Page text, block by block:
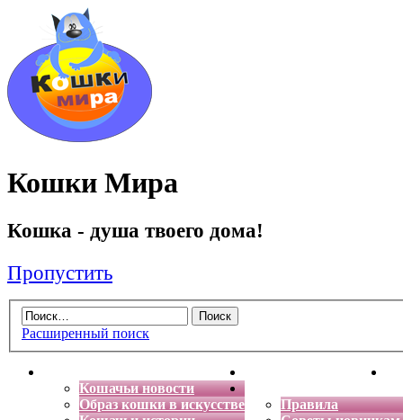
Кошки Мира
Кошка - душа твоего дома!
Пропустить
Расширенный поиск
Кошачьи новости
Образ кошки в искусстве
Энциклопедия кошек
Правила